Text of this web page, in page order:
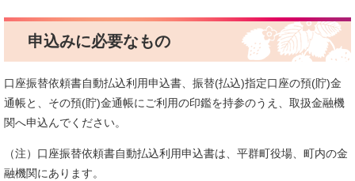
申込みに必要なもの
口座振替依頼書自動払込利用申込書、振替(払込)指定口座の預(貯)金
通帳と、その預(貯)金通帳にご利用の印鑑を持参のうえ、取扱金融機
関へ申込んでください。
（注）口座振替依頼書自動払込利用申込書は、平群町役場、町内の金
融機関にあります。